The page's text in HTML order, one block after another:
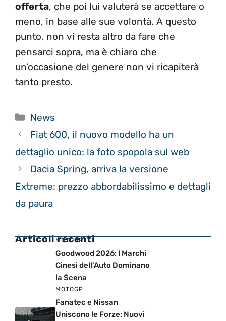
offerta, che poi lui valuterà se accettare o
meno, in base alle sue volontà. A questo
punto, non vi resta altro da fare che
pensarci sopra, ma è chiaro che
un’occasione del genere non vi ricapiterà
tanto presto.
Categorie
News
Fiat 600, il nuovo modello ha un
dettaglio unico: la foto spopola sul web
Dacia Spring, arriva la versione
Extreme: prezzo abbordabilissimo e dettagli
da paura
Articoli recenti
MOTOGP
Goodwood 2026: I Marchi
Cinesi dell’Auto Dominano
la Scena
MOTOGP
Fanatec e Nissan
Uniscono le Forze: Nuovi